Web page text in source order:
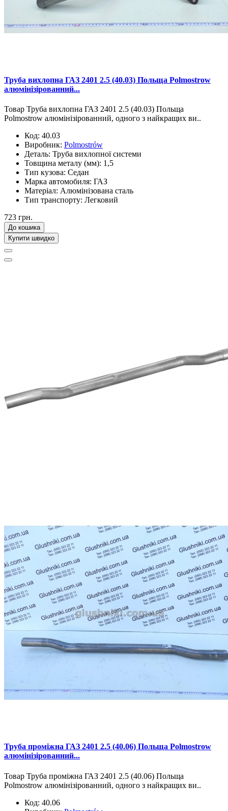
Труба вихлопна ГАЗ 2401 2.5 (40.03) Польща Polmostrow
алюмінізірованний...
Товар Труба вихлопна ГАЗ 2401 2.5 (40.03) Польща
Polmostrow алюмінізірованний, одного з найкращих ви..
Код: 40.03
Виробник: Polmostrów
Деталь: Труба вихлопної системи
Товщина металу (мм): 1,5
Тип кузова: Седан
Марка автомобиля: ГАЗ
Матеріал: Алюмінізована сталь
Тип транспорту: Легковий
723 грн.
До кошика
Купити швидко
Труба проміжна ГАЗ 2401 2.5 (40.06) Польща Polmostrow
алюмінізірованний...
Товар Труба проміжна ГАЗ 2401 2.5 (40.06) Польща
Polmostrow алюмінізірованний, одного з найкращих ви..
Код: 40.06